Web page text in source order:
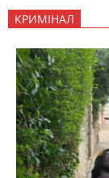
КРИМІНАЛ